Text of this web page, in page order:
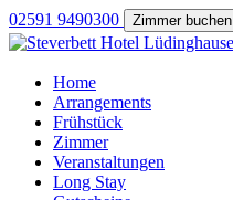
02591 9490300 Zimmer buchen
Home
Arrangements
Frühstück
Zimmer
Veranstaltungen
Long Stay